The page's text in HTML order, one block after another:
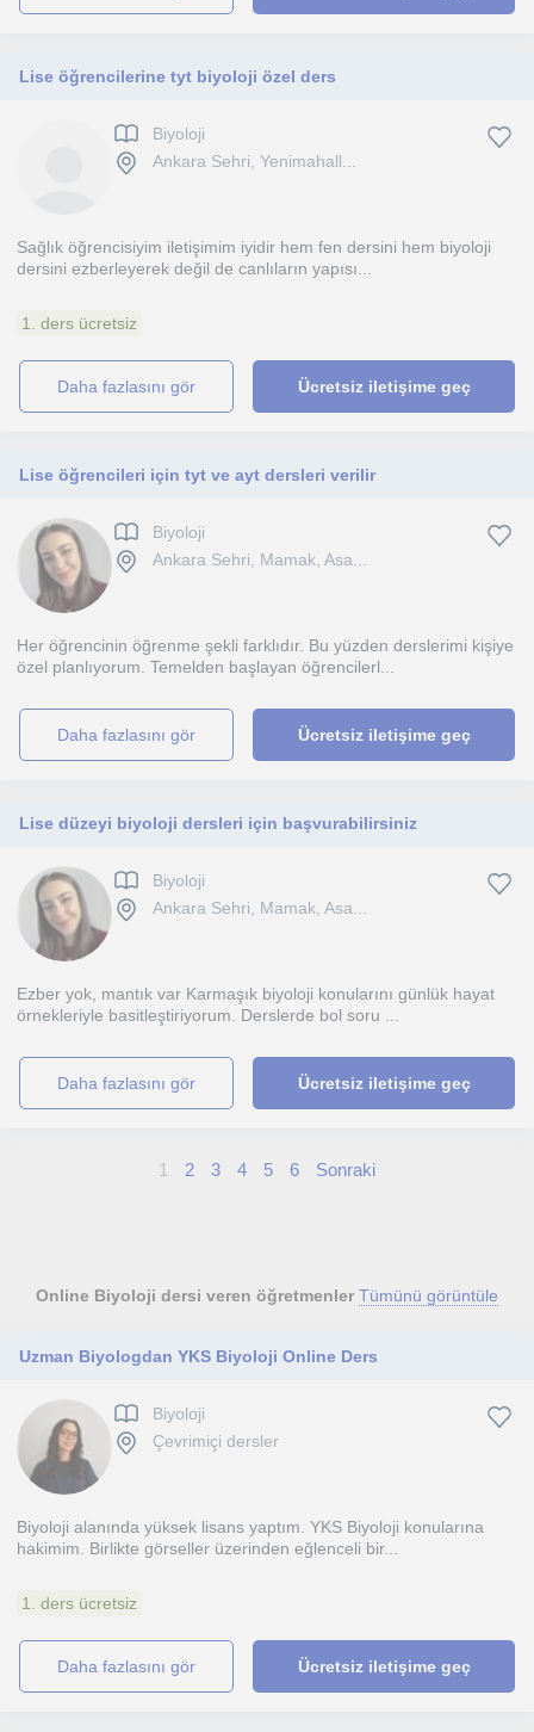
Lise öğrencilerine tyt biyoloji özel ders
Biyoloji
Ankara Sehri, Yenimahall...
Sağlık öğrencisiyim iletişimim iyidir hem fen dersini hem biyoloji
dersini ezberleyerek değil de canlıların yapısı...
1. ders ücretsiz
daha fazlasını gör Ücretsiz iletişime geç
Lise öğrencileri için tyt ve ayt dersleri verilir
Biyoloji
Ankara Sehri, Mamak, Asa...
Her öğrencinin öğrenme şekli farklıdır. Bu yüzden derslerimi kişiye
özel planlıyorum. Temelden başlayan öğrencilerl...
daha fazlasını gör Ücretsiz iletişime geç
Lise düzeyi biyoloji dersleri için başvurabilirsiniz
Biyoloji
Ankara Sehri, Mamak, Asa...
Ezber yok, mantık var Karmaşık biyoloji konularını günlük hayat
örnekleriyle basitleştiriyorum. Derslerde bol soru ...
daha fazlasını gör Ücretsiz iletişime geç
1 2 3 4 5 6 Sonraki
Online Biyoloji dersi veren öğretmenler Tümünü görüntüle
Uzman Biyologdan YKS Biyoloji Online Ders
Biyoloji
Çevrimiçi dersler
Biyoloji alanında yüksek lisans yaptım. YKS Biyoloji konularına
hakimim. Birlikte görseller üzerinden eğlenceli bir...
1. ders ücretsiz
daha fazlasını gör Ücretsiz iletişime geç